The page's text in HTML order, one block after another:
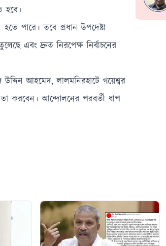
হবে।
পারে। তবে প্রধান উপদেষ্টা
এবং দ্রুত নিরপেক্ষ নির্বাচনের
আহমেদ, লালমনিরহাটে গয়েশ্বর
করবেন। আন্দোলনের পরবর্তী ধাপ